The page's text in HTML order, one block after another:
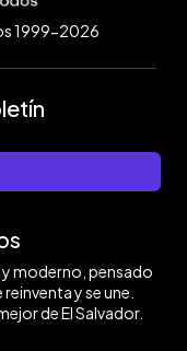
1999-2026
moderno, pensado
y se une.
de El Salvador.